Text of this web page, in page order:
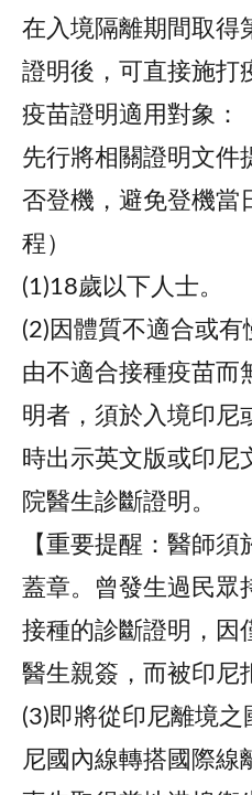
在入境隔離期間取得
證明後，可直接施打
疫苗證明適用對象：
先行將相關證明文件
否登機，避免登機當
程）
(1)18歲以下人士。
(2)因體質不適合或
由不適合接種疫苗而
明者，須於入境印尼
時出示英文版或印尼
院醫生診斷證明。
【重要提醒：醫師
蓋章。曾發生過民眾
接種的診斷證明，因
醫生親簽，而被印尼
(3)即將從印尼離境
尼國內線轉搭國際線